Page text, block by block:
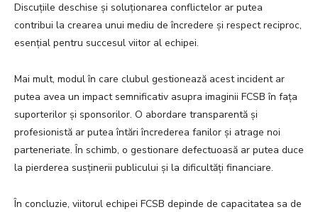
Discuțiile deschise și soluționarea conflictelor ar putea
contribui la crearea unui mediu de încredere și respect reciproc,
esențial pentru succesul viitor al echipei.
Mai mult, modul în care clubul gestionează acest incident ar
putea avea un impact semnificativ asupra imaginii FCSB în fața
suporterilor și sponsorilor. O abordare transparentă și
profesionistă ar putea întări încrederea fanilor și atrage noi
parteneriate. În schimb, o gestionare defectuoasă ar putea duce
la pierderea susținerii publicului și la dificultăți financiare.
În concluzie, viitorul echipei FCSB depinde de capacitatea sa de